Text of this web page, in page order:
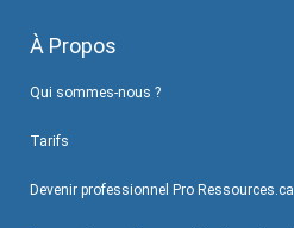
À Propos
Qui sommes-nous ?
Tarifs
Devenir professionnel Pro Ressources.ca